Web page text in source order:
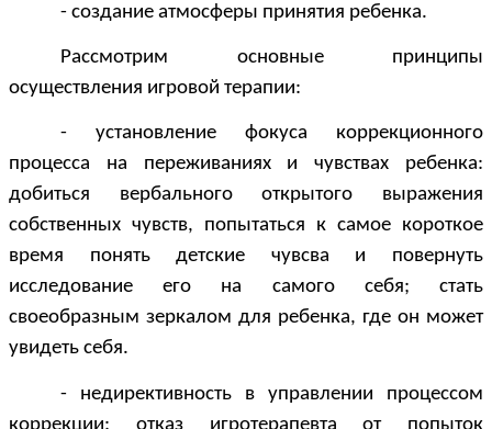
- создание атмосферы принятия ребенка.
Рассмотрим основные принципы
осуществления игровой терапии:
- установление фокуса коррекционного
процесса на переживаниях и чувствах ребенка:
добиться вербального открытого выражения
собственных чувств, попытаться к самое короткое
время понять детские чувсва и повернуть
исследование его на самого себя; стать
своеобразным зеркалом для ребенка, где он может
увидеть себя.
- недирективность в управлении процессом
коррекции: отказ игротерапевта от попыток